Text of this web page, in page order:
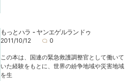
もっとハラ - ヤンエゲルランドゥ
2011/10/12 0
この本は、国連の緊急救護調整官として働いて
いた経験をもとに、世界の紛争地域や災害地域
を生